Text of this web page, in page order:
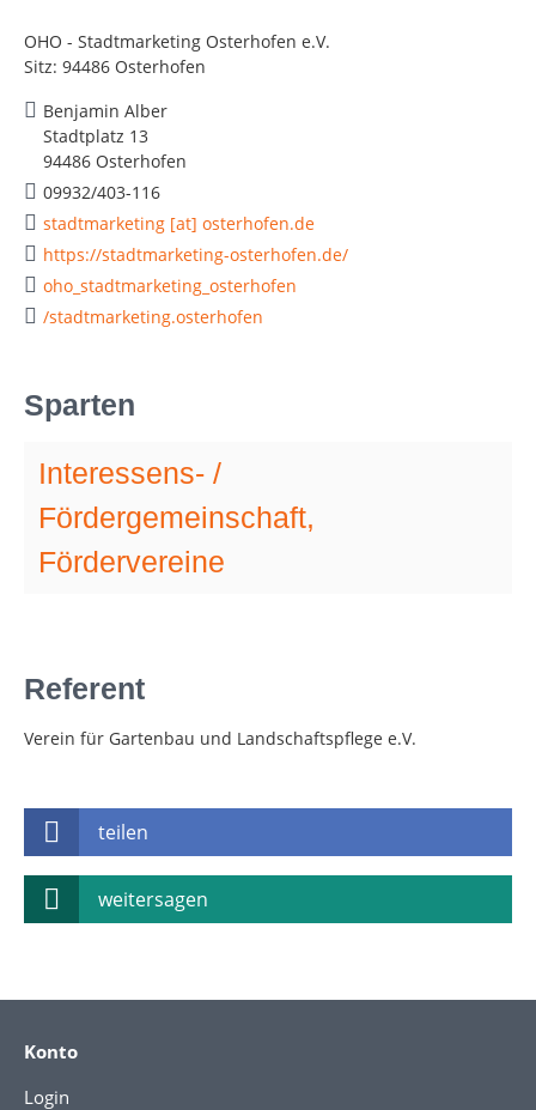
OHO - Stadtmarketing Osterhofen e.V.
Sitz: 94486 Osterhofen
Benjamin Alber
Stadtplatz 13
94486 Osterhofen
09932/403-116
stadtmarketing [at] osterhofen.de
https://stadtmarketing-osterhofen.de/
oho_stadtmarketing_osterhofen
/stadtmarketing.osterhofen
Sparten
Interessens- /
Fördergemeinschaft,
Fördervereine
Referent
Verein für Gartenbau und Landschaftspflege e.V.
teilen
weitersagen
Konto
Login